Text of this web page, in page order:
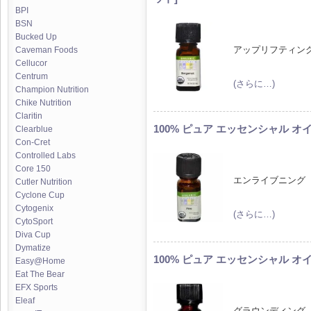
BPI
BSN
Bucked Up
Caveman Foods
Cellucor
Centrum
Champion Nutrition
Chike Nutrition
Claritin
Clearblue
Con-Cret
Controlled Labs
Core 150
Cutler Nutrition
Cyclone Cup
Cytogenix
CytoSport
Diva Cup
Dymatize
Easy@Home
Eat The Bear
EFX Sports
Eleaf
アップリフティン
(さらに…)
100% ピュア エッセンシャル オ
エンライブニング
(さらに…)
100% ピュア エッセンシャル オ